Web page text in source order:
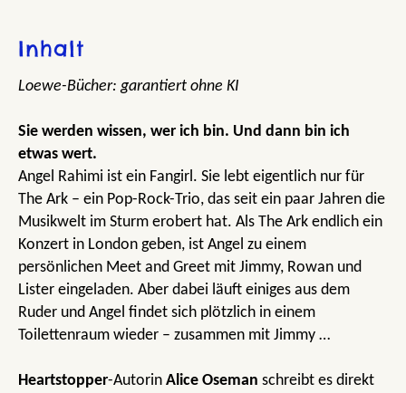
Inhalt
Loewe-Bücher: garantiert ohne KI
Sie werden wissen, wer ich bin. Und dann bin ich
etwas wert.
Angel Rahimi ist ein Fangirl. Sie lebt eigentlich nur für
The Ark – ein Pop-Rock-Trio, das seit ein paar Jahren die
Musikwelt im Sturm erobert hat. Als The Ark endlich ein
Konzert in London geben, ist Angel zu einem
persönlichen Meet and Greet mit Jimmy, Rowan und
Lister eingeladen. Aber dabei läuft einiges aus dem
Ruder und Angel findet sich plötzlich in einem
Toilettenraum wieder – zusammen mit Jimmy …
Heartstopper-Autorin Alice Oseman schreibt es direkt